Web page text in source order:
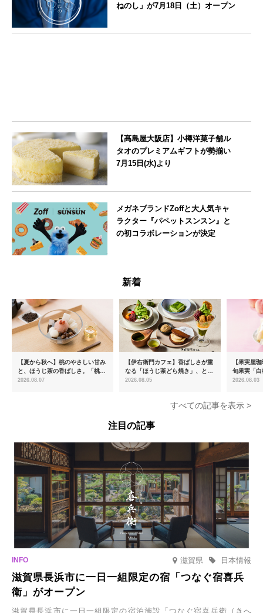
ねのし」が7月18日（土）オープン
【髙島屋大阪店】小樽洋菓子舗ル
タオのプレミアムギフトが勢揃い
7月15日(水)より
メガネブランドZoffと大人気キャ
ラクター『パペットスンスン』と
の初コラボレーションが決定
新着
【夏から秋へ】桃のやさしい甘み
と、ほうじ茶の香ばしさ。「桃と
ほうじ茶のあんみつ」を8月中旬
2026.08.07
【伊右衛門カフェ】香ばしさが重
なる「ほうじ茶どら焼き」、とろ
ける「宇治抹茶ティラミス」が新
2026.08.05
【果実屋
旬果実「
限定販売
2026.08.03
すべての記事を表示 >
注目の記事
滋賀県 日本情報
滋賀県長浜市に一日一組限定の宿「つなぐ宿喜兵
衛」がオープン
滋賀県長浜市に一日一組限定の宿泊施設「つなぐ宿喜兵衛（きへ